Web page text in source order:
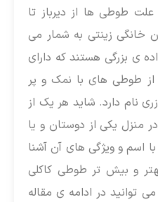
طوطی ها از دیرباز تا
خانگی زینتی به شمار می
ی بزرگی هستند که دارای
از طوطی های با نمک و پر
نام دارد. شاید هر یک از
منزل یکی از دوستان و یا
اسم و ویژگی های آن آشنا
و بیش تر طوطی کاکلی
توانید در ادامه ی مقاله